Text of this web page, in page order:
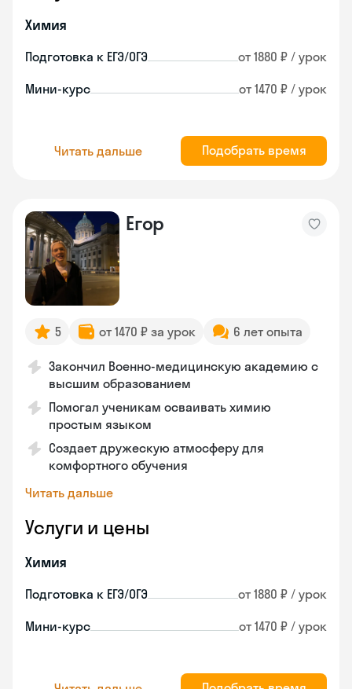
Химия
Подготовка к ЕГЭ/ОГЭ от 1880 ₽ / урок
Мини-курс от 1470 ₽ / урок
Читать дальше Подобрать время
Егор
5 от 1470 ₽ за урок 6 лет опыта
Закончил Военно-медицинскую академию с
высшим образованием
Помогал ученикам осваивать химию
простым языком
Создает дружескую атмосферу для
комфортного обучения
Читать дальше
Услуги и цены
Химия
Подготовка к ЕГЭ/ОГЭ от 1880 ₽ / урок
Мини-курс от 1470 ₽ / урок